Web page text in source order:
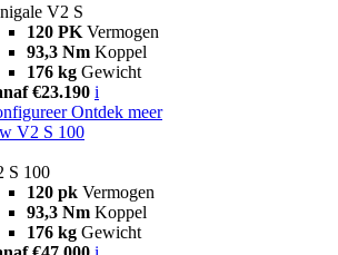
V2 S
120 PK Vermogen
93,3 Nm Koppel
176 kg Gewicht
€23.190 i
Ontdek meer
V2 S 100
S 100
120 pk Vermogen
93,3 Nm Koppel
176 kg Gewicht